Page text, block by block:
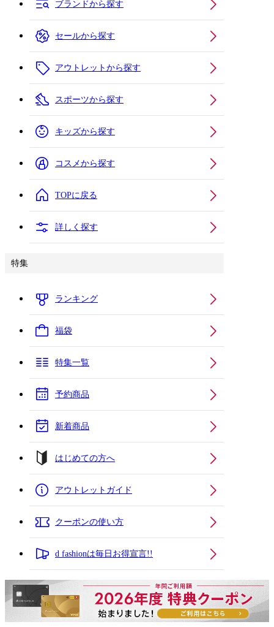
ブランドから探す
セールから探す
アウトレットから探す
スポーツから探す
キッズから探す
コスメから探す
TOPに戻る
詳しく探す
特集
ランキング
福袋
特集一覧
予約商品
新着商品
はじめての方へ
アウトレットガイド
クーポンの使い方
d fashionは毎日お得宣言!!